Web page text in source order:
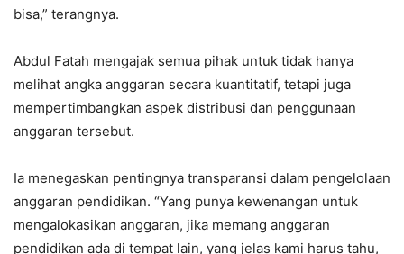
bisa,” terangnya.
Abdul Fatah mengajak semua pihak untuk tidak hanya
melihat angka anggaran secara kuantitatif, tetapi juga
mempertimbangkan aspek distribusi dan penggunaan
anggaran tersebut.
Ia menegaskan pentingnya transparansi dalam pengelolaan
anggaran pendidikan. “Yang punya kewenangan untuk
mengalokasikan anggaran, jika memang anggaran
pendidikan ada di tempat lain, yang jelas kami harus tahu,